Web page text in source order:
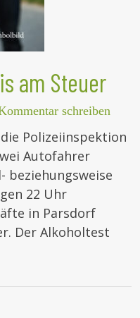
am Steuer
schreiben
Polizeiinspektion
Autofahrer
beziehungsweise
22 Uhr
in Parsdorf
Der Alkoholtest